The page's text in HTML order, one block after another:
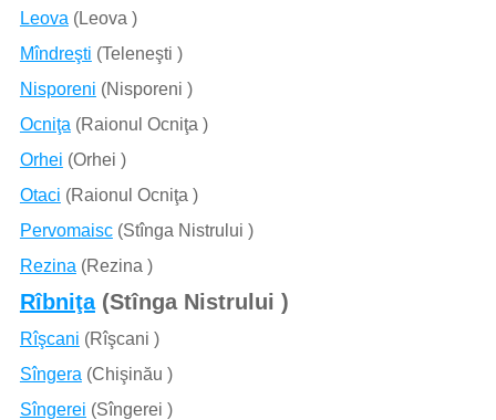
Leova (Leova )
Mîndreşti (Teleneşti )
Nisporeni (Nisporeni )
Ocniţa (Raionul Ocniţa )
Orhei (Orhei )
Otaci (Raionul Ocniţa )
Pervomaisc(Stînga Nistrului )
Rezina (Rezina )
Rîbniţa(Stînga Nistrului )
Rîşcani (Rîşcani )
Sîngera (Chişinău )
Sîngerei (Sîngerei )